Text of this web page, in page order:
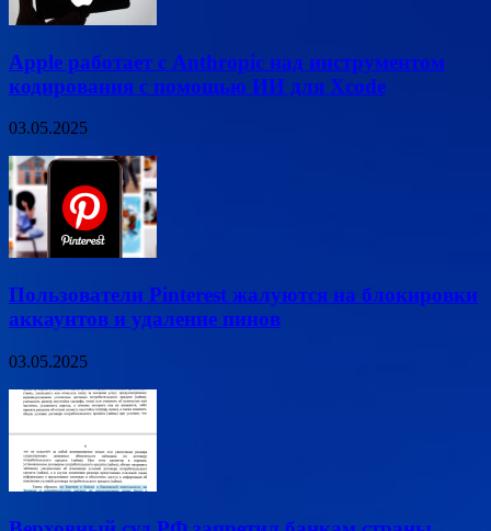
Apple работает с Anthropic над инструментом
кодирования с помощью ИИ для Xcode
03.05.2025
Пользователи Pinterest жалуются на блокировки
аккаунтов и удаление пинов
03.05.2025